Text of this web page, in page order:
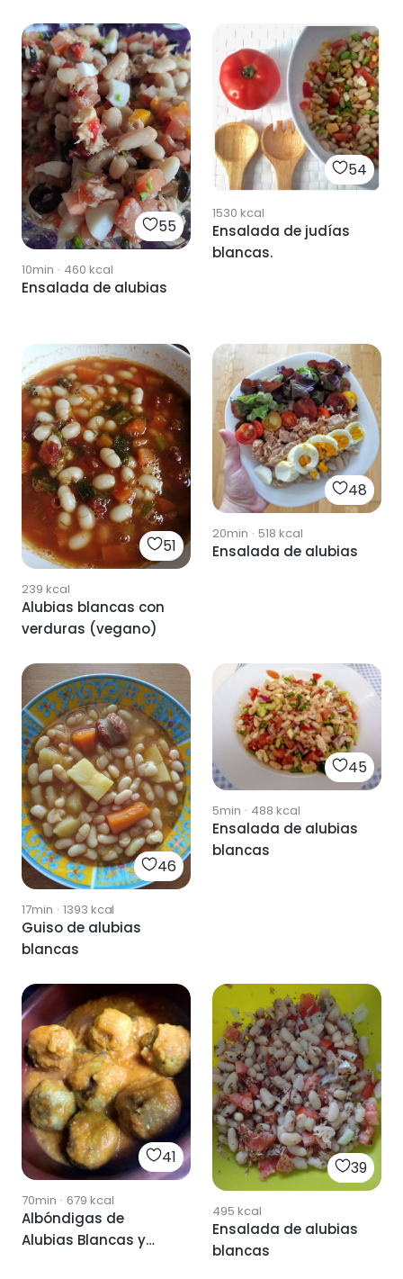
55
10min · 460 kcal
Ensalada de alubias
54
1530 kcal
Ensalada de judías
blancas.
51
239 kcal
Alubias blancas con
verduras (vegano)
48
20min · 518 kcal
Ensalada de alubias
46
17min · 1393 kcal
Guiso de alubias
blancas
45
5min · 488 kcal
Ensalada de alubias
blancas
41
70min · 679 kcal
Albóndigas de
Alubias Blancas y
39
495 kcal
Ensalada de alubias
blancas